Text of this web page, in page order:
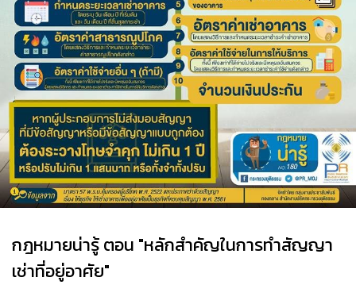
กฎหมายน่ารู้ ตอน "หลักสำคัญในการทำสัญญา
เช่าที่อยู่อาศัย"